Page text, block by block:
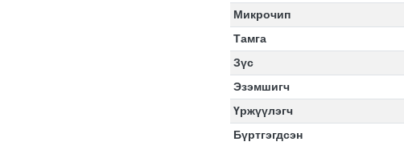
Микрочип
Тамга
Зүс
Эзэмшигч
Үржүүлэгч
Бүртгэгдсэн